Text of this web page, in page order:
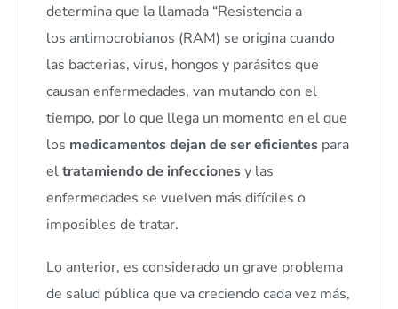
determina que la llamada “Resistencia a
los antimocrobianos (RAM) se origina cuando
las bacterias, virus, hongos y parásitos que
causan enfermedades, van mutando con el
tiempo, por lo que llega un momento en el que
los medicamentos dejan de ser eficientes para
eltratamiendo de infeccionesy las
enfermedades se vuelven más difíciles o
imposibles de tratar.
Lo anterior, es considerado un grave problema
de salud pública que va creciendo cada vez más,